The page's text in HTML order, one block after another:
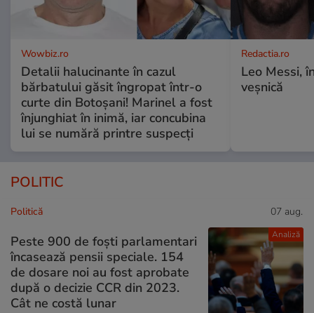
Wowbiz.ro
Detalii halucinante în cazul
bărbatului găsit îngropat într-o
curte din Botoșani! Marinel a fost
înjunghiat în inimă, iar concubina
lui se numără printre suspecți
Redactia.ro
Leo Messi,
veșnică
POLITIC
Analiză
Politică 07 aug.
Peste 900 de foști parlamentari
încasează pensii speciale. 154
de dosare noi au fost aprobate
după o decizie CCR din 2023.
Cât ne costă lunar